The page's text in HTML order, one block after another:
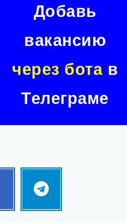
Добавь
вакансию
через ботав
Телеграме
Telegram
Follow